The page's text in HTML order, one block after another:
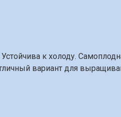
к холоду.
вариант для